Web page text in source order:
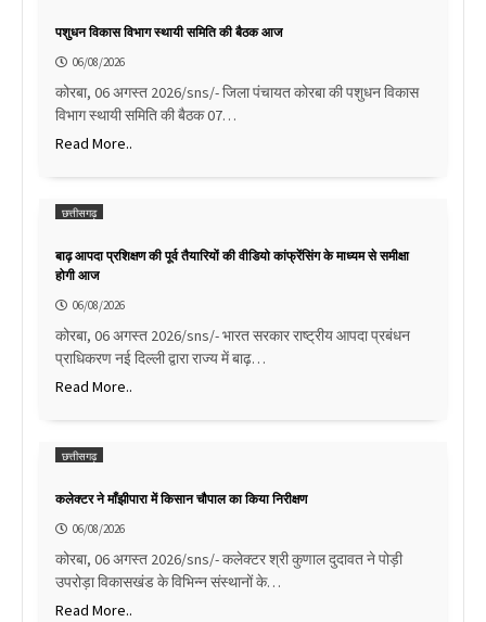
पशुधन विकास विभाग स्थायी समिति की बैठक आज
06/08/2026
कोरबा, 06 अगस्त 2026/sns/- जिला पंचायत कोरबा की पशुधन विकास
विभाग स्थायी समिति की बैठक 07…
Read More..
छत्तीसगढ़
बाढ़ आपदा प्रशिक्षण की पूर्व तैयारियों की वीडियो कांफ्रेंसिंग के माध्यम से समीक्षा
होगी आज
06/08/2026
कोरबा, 06 अगस्त 2026/sns/- भारत सरकार राष्ट्रीय आपदा प्रबंधन
प्राधिकरण नई दिल्ली द्वारा राज्य में बाढ़…
Read More..
छत्तीसगढ़
कलेक्टर ने माँझीपारा में किसान चौपाल का किया निरीक्षण
06/08/2026
कोरबा, 06 अगस्त 2026/sns/- कलेक्टर श्री कुणाल दुदावत ने पोड़ी
उपरोड़ा विकासखंड के विभिन्न संस्थानों के…
Read More..